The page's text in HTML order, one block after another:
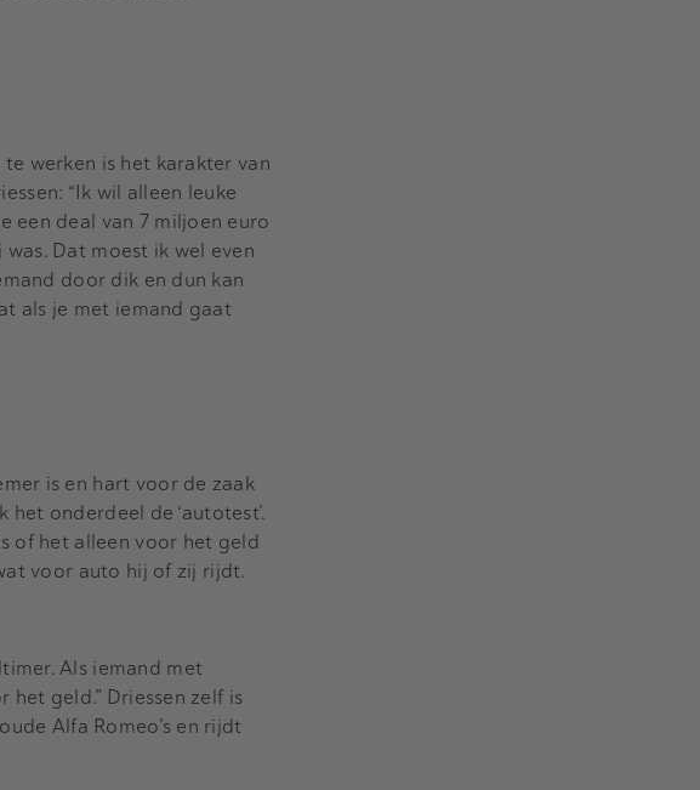
werken is het karakter van
“Ik wil alleen leuke
een deal van 7 miljoen euro
Dat moest ik wel even
door dik en dun kan
als je met iemand gaat
is en hart voor de zaak
onderdeel de ‘autotest’.
of het alleen voor het geld
voor auto hij of zij rijdt.
Als iemand met
geld.” Driessen zelf is
Alfa Romeo’s en rijdt